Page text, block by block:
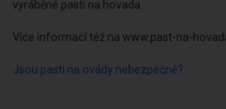
vyráběné pasti na hovada.
Více informací též na www.past-na-
Jsou pasti na ovády nebezpečné?